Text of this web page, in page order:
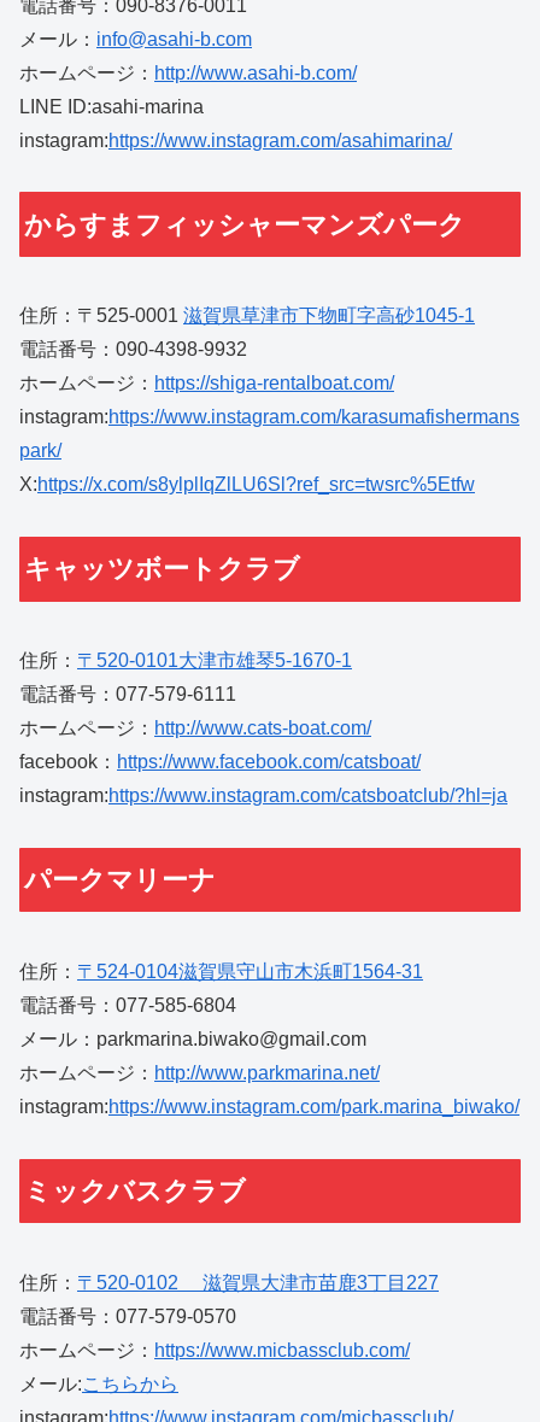
電話番号：090-8376-0011
メール： info@asahi-b.com
ホームページ： http://www.asahi-b.com/
LINE ID:asahi-marina
instagram:https://www.instagram.com/asahimarina/
からすまフィッシャーマンズパーク
住所：〒525-0001 滋賀県草津市下物町字高砂1045-1
電話番号：090-4398-9932
ホームページ： https://shiga-rentalboat.com/
instagram:https://www.instagram.com/karasumafishermans
park/
X:https://x.com/s8ylplIqZlLU6Sl?ref_src=twsrc%5Etfw
キャッツボートクラブ
住所： 〒520-0101大津市雄琴5-1670-1
電話番号：077-579-6111
ホームページ： http://www.cats-boat.com/
facebook： https://www.facebook.com/catsboat/
instagram:https://www.instagram.com/catsboatclub/?hl=ja
パークマリーナ
住所： 〒524-0104滋賀県守山市木浜町1564-31
電話番号：077-585-6804
メール：parkmarina.biwako@gmail.com
ホームページ： http://www.parkmarina.net/
instagram:https://www.instagram.com/park.marina_biwako/
ミックバスクラブ
住所： 〒520-0102 滋賀県大津市苗鹿3丁目227
電話番号：077-579-0570
ホームページ： https://www.micbassclub.com/
メール:こちらから
instagram:https://www.instagram.com/micbassclub/